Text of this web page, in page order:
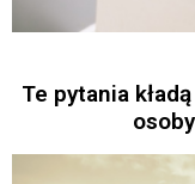
Te pytania